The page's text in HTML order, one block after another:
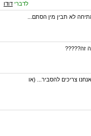
לדברי דודו
לא תבין מין הסתם...
זה?????
צריכים להסביר... (או